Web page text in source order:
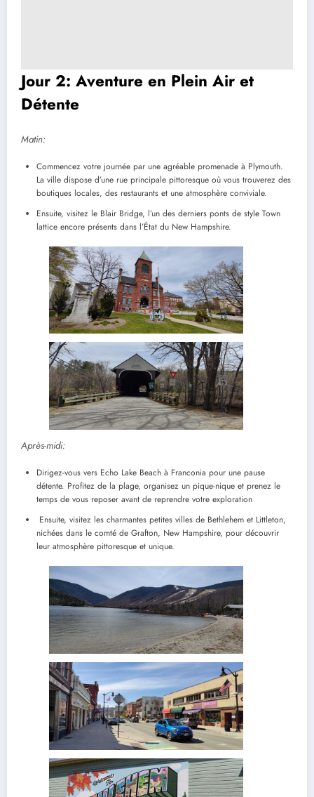
Jour 2: Aventure en Plein Air et
Détente
Matin:
Commencez votre journée par une agréable promenade à Plymouth.
La ville dispose d’une rue principale pittoresque où vous trouverez des
boutiques locales, des restaurants et une atmosphère conviviale.
Ensuite, visitez le Blair Bridge, l’un des derniers ponts de style Town
lattice encore présents dans l’État du New Hampshire.
Après-midi:
Dirigez-vous vers Echo Lake Beach à Franconia pour une pause
détente. Profitez de la plage, organisez un pique-nique et prenez le
temps de vous reposer avant de reprendre votre exploration
Ensuite, visitez les charmantes petites villes de Bethlehem et Littleton,
nichées dans le comté de Grafton, New Hampshire, pour découvrir
leur atmosphère pittoresque et unique.